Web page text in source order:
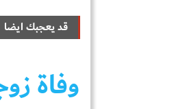
قد يعجبك ايضا
وفاة